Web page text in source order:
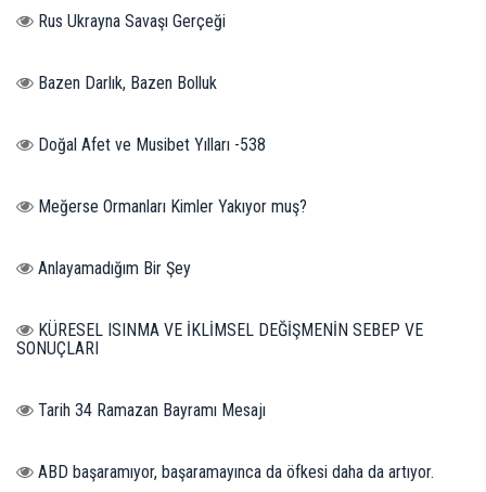
Rus Ukrayna Savaşı Gerçeği
Bazen Darlık, Bazen Bolluk
Doğal Afet ve Musibet Yılları -538
Meğerse Ormanları Kimler Yakıyor muş?
Anlayamadığım Bir Şey
KÜRESEL ISINMA VE İKLİMSEL DEĞİŞMENİN SEBEP VE
SONUÇLARI
Tarih 34 Ramazan Bayramı Mesajı
ABD başaramıyor, başaramayınca da öfkesi daha da artıyor.